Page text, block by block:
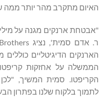
האיום מתקרב מהר יותר ממה
"אבטחת ארנקים מגנה על
הארנקים הדיגיטליים כוללים
הממשלה על אחזקות
הקריפטו. סמית המשיך,
לתמוך בלקוח שלנו בפתרון